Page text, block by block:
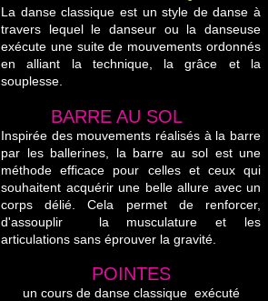
La danse classique est un style de danse à
travers lequel le danseur ou la danseuse
exécute une suite de mouvements ordonnés
en alliant la technique, la grâce et la
souplesse.
BARRE AU SOL
Inspirée des mouvements réalisés à la barre
par les ballerines, la barre au sol est une
méthode efficace pour celles et ceux qui
souhaitent acquérir une belle allure avec un
corps délié. Cela permet de renforcer,
d'assouplir la musculature et les
articulations sans éprouver la gravité.
POINTES
un cours de danse classique exécuté